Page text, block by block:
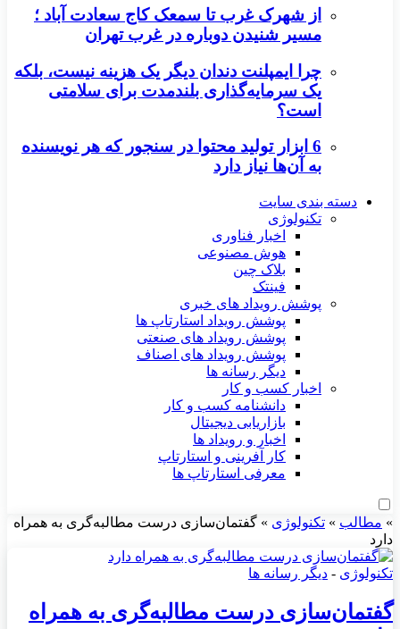
از شهرک غرب تا سمعک کاج سعادت آباد ؛
مسیر شنیدن دوباره در غرب تهران
چرا ایمپلنت دندان دیگر یک هزینه نیست، بلکه
یک سرمایه‌گذاری بلندمدت برای سلامتی
است؟
6 ابزار تولید محتوا در سنجور که هر نویسنده
به آن‌ها نیاز دارد
دسته بندی سایت
تکنولوژی
اخبار فناوری
هوش مصنوعی
بلاک چین
فینتک
پوشش رویداد های خبری
پوشش رویداد استارتاپ ها
پوشش رویداد های صنعتی
پوشش رویداد های اصناف
دیگر رسانه ها
اخبار کسب و کار
دانشنامه کسب و کار
بازاریابی دیجیتال
اخبار و رویداد ها
کار آفرینی و استارتاپ
معرفی استارتاپ ها
» مطالب » تکنولوژی » گفتمان‌سازی درست مطالبه‌گری به همراه
دارد
تکنولوژی - دیگر رسانه ها
گفتمان‌سازی درست مطالبه‌گری به همراه